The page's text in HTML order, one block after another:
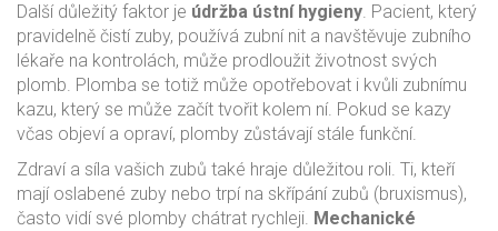
Další důležitý faktor je údržba ústní hygieny. Pacient, který
pravidelně čistí zuby, používá zubní nit a navštěvuje zubního
lékaře na kontrolách, může prodloužit životnost svých
plomb. Plomba se totiž může opotřebovat i kvůli zubnímu
kazu, který se může začít tvořit kolem ní. Pokud se kazy
včas objeví a opraví, plomby zůstávají stále funkční.
Zdraví a síla vašich zubů také hraje důležitou roli. Ti, kteří
mají oslabené zuby nebo trpí na skřípání zubů (bruxismus),
často vidí své plomby chátrat rychleji. Mechanické